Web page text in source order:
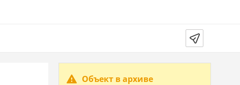
Объект в архиве